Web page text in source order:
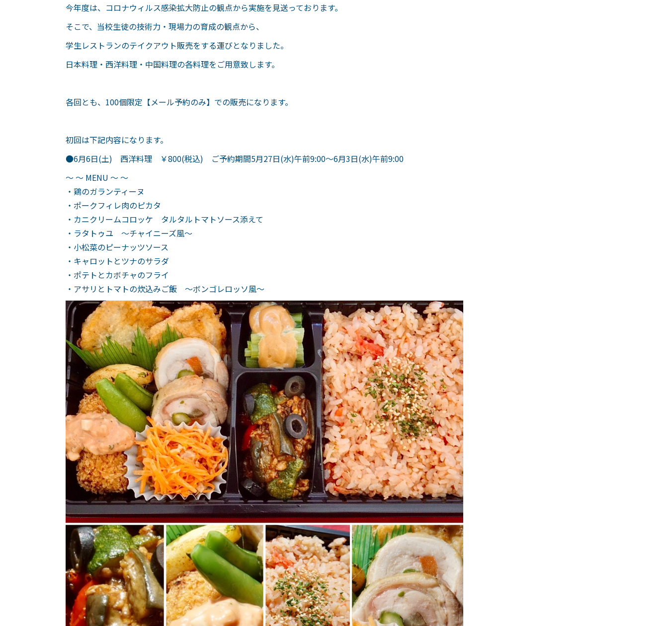
今年度は、コロナウィルス感染拡大防止の観点から実施を見送っております。
そこで、当校生徒の技術力・現場力の育成の観点から、
学生レストランのテイクアウト販売をする運びとなりました。
日本料理・西洋料理・中国料理の各料理をご用意致します。
各回とも、100個限定【メール予約のみ】での販売になります。
初回は下記内容になります。
●6月6日(土) 西洋料理 ￥800(税込) ご予約期間5月27日(水)午前9:00～6月3日(水)午前9:00
～ ～ MENU ～ ～
・鶏のガランティーヌ
・ポークフィレ肉のピカタ
・カニクリームコロッケ タルタルトマトソース添えて
・ラタトゥユ ～チャイニーズ風～
・小松菜のピーナッツソース
・キャロットとツナのサラダ
・ポテトとカボチャのフライ
・アサリとトマトの炊込みご飯 ～ボンゴレロッソ風～